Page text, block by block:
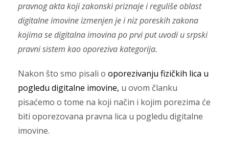
pravnog akta koji zakonski priznaje i reguliše oblast
digitalne imovine izmenjen je i niz poreskih zakona
kojima se digitalna imovina po prvi put uvodi u srpski
pravni sistem kao oporeziva kategorija.
Nakon što smo pisali o oporezivanju fizičkih lica u
pogledu digitalne imovine, u ovom članku
pisaćemo o tome na koji način i kojim porezima će
biti oporezovana pravna lica u pogledu digitalne
imovine.